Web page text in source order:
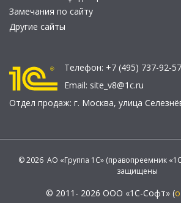
Замечания по сайту
Другие сайты
Телефон: +7 (495) 737-92-57
Email: site_v8@1c.ru
Отдел продаж: г. Москва, улица
© 2026 АО «Группа 1С» (правопреемник
защищены
© 2011- 2026 ООО «1С-Софт» (